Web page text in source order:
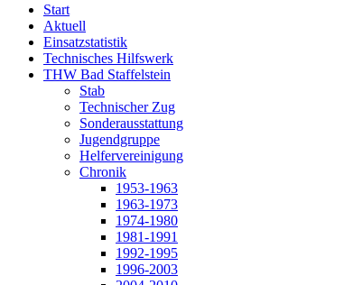
Start
Aktuell
Einsatzstatistik
Technisches Hilfswerk
THW Bad Staffelstein
Stab
Technischer Zug
Sonderausstattung
Jugendgruppe
Helfervereinigung
Chronik
1953-1963
1963-1973
1974-1980
1981-1991
1992-1995
1996-2003